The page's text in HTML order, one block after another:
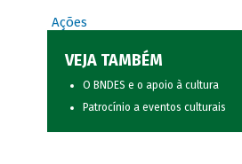
Ações
VEJA TAMBÉM
O BNDES e o apoio à cultura
Patrocínio a eventos culturais